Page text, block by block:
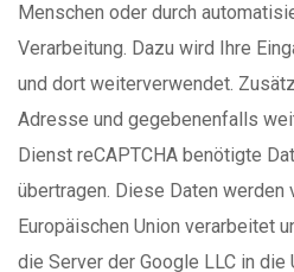
Menschen oder durch
Verarbeitung. Dazu wird Ihre
und dort weiterverwendet.
Adresse und gegebenenfalls
Dienst reCAPTCHA benötigte
übertragen. Diese Daten werden
Europäischen Union verarbeitet
die Server der Google LLC in die